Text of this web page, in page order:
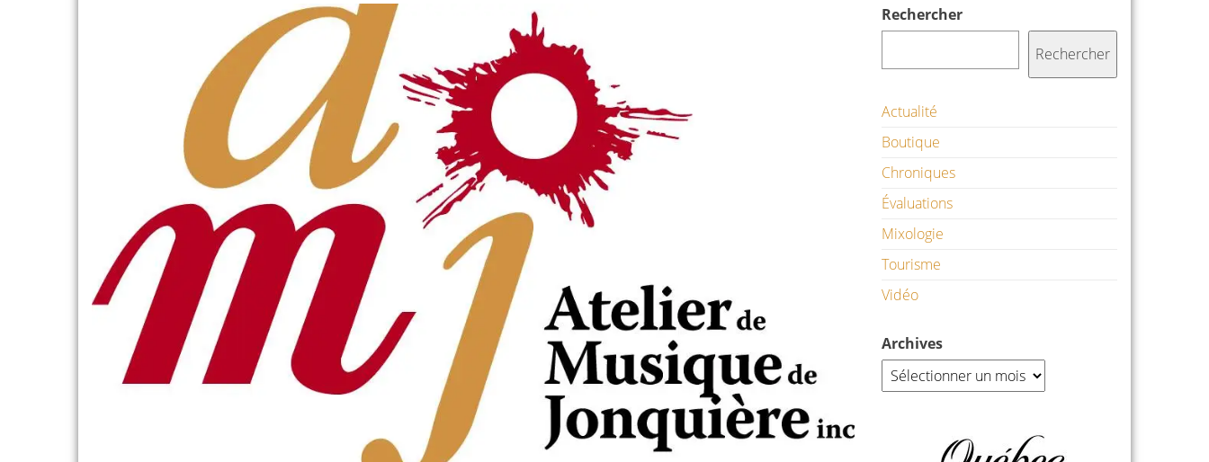
Rechercher
Rechercher
Actualité
Boutique
Chroniques
Évaluations
Mixologie
Tourisme
Vidéo
Archives